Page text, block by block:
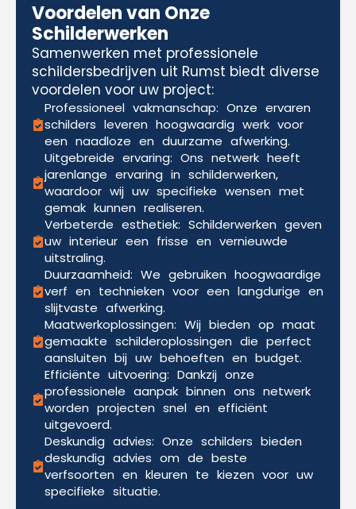
Voordelen van Onze
Schilderwerken
Samenwerken met professionele
schildersbedrijven uit Rumst biedt diverse
voordelen voor uw project:
Professioneel vakmanschap: Onze ervaren
schilders leveren hoogwaardig werk voor
een naadloze en duurzame afwerking.
Uitgebreide ervaring: Ons netwerk heeft
jarenlange ervaring in schilderwerken,
waardoor wij uw specifieke wensen met
gemak kunnen realiseren.
Verbeterde esthetiek: Schilderwerken geven
uw interieur een frisse en vernieuwde
uitstraling.
Duurzaamheid: We gebruiken hoogwaardige
verf en technieken voor een langdurige en
slijtvaste afwerking.
Maatwerkoplossingen: Wij bieden op maat
gemaakte schilderoplossingen die perfect
aansluiten bij uw behoeften en budget.
Efficiënte uitvoering: Dankzij onze
professionele aanpak binnen ons netwerk
worden projecten snel en efficiënt
uitgevoerd.
Deskundig advies: Onze schilders bieden
deskundig advies om de beste
verfsoorten en kleuren te kiezen voor uw
specifieke situatie.